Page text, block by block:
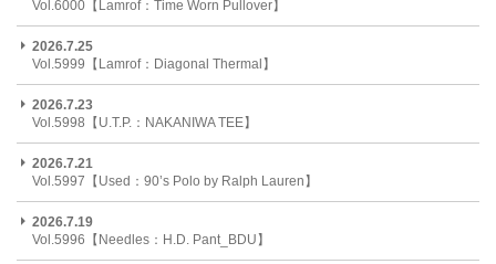
Vol.6000【Lamrof：Time Worn Pullover】
2026.7.25
Vol.5999【Lamrof：Diagonal Thermal】
2026.7.23
Vol.5998【U.T.P.：NAKANIWA TEE】
2026.7.21
Vol.5997【Used：90’s Polo by Ralph Lauren】
2026.7.19
Vol.5996【Needles：H.D. Pant_BDU】